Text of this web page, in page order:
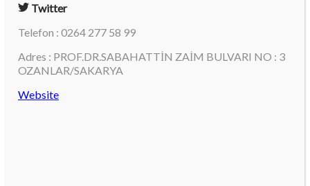
Twitter
Telefon : 0264 277 58 99
Adres : PROF.DR.SABAHATTİN ZAİM BULVARI NO : 3
OZANLAR/SAKARYA
Website